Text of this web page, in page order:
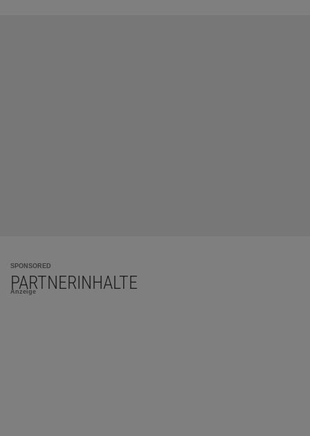
SPONSORED
PARTNERINHALTE
Anzeige